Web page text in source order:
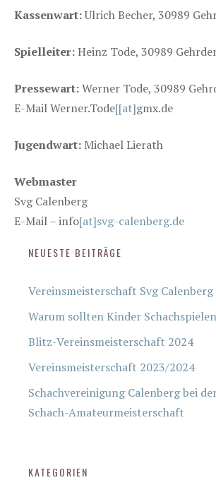
Kassenwart:Ulrich Becher, 30989
Spielleiter:Heinz Tode, 30989
Pressewart:Werner Tode, 30989
E-Mail Werner.Tode[[at]gmx.de
Jugendwart: Michael Lierath
Webmaster
Svg Calenberg
E-Mail – info[at]svg-calenberg.de
NEUESTE BEITRÄGE
Vereinsmeisterschaft Svg
Warum sollten Kinder
Blitz-Vereinsmeisterschaft 2024
Vereinsmeisterschaft 2023/2024
Schachvereinigung Calenberg bei
Schach-Amateurmeisterschaft
KATEGORIEN